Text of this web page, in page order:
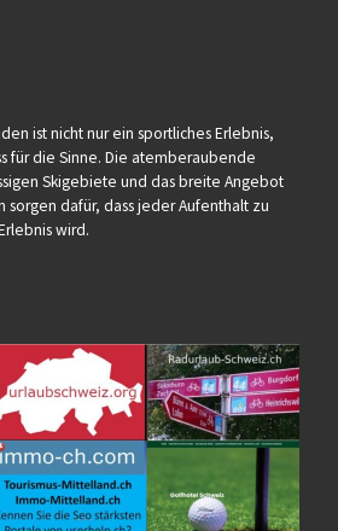
ist nicht nur ein sportliches Erlebnis,
für die Sinne. Die atemberaubende
Skigebiete und das breite Angebot
sorgen dafür, dass jeder Aufenthalt zu
wird.